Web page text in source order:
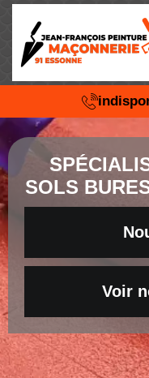
SOLS
Voir